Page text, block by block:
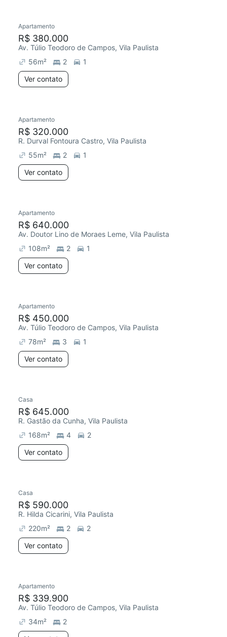
Redecorar
Apartamento
R$ 380.000
Av. Túlio Teodoro de Campos, Vila Paulista
56m² 2
1
Ver contato
Redecorar
Apartamento
R$ 320.000
R. Durval Fontoura Castro, Vila Paulista
55m² 2
1
Ver contato
Redecorar
Apartamento
R$ 640.000
Av. Doutor Lino de Moraes Leme, Vila Paulista
108m² 2
1
Ver contato
Apartamento
R$ 450.000
Av. Túlio Teodoro de Campos, Vila Paulista
78m² 3
1
Ver contato
Casa
R$ 645.000
R. Gastão da Cunha, Vila Paulista
168m² 4
2
Ver contato
Casa
R$ 590.000
R. Hilda Cicarini, Vila Paulista
220m² 2
2
Ver contato
Apartamento
R$ 339.900
Av. Túlio Teodoro de Campos, Vila Paulista
34m²
2